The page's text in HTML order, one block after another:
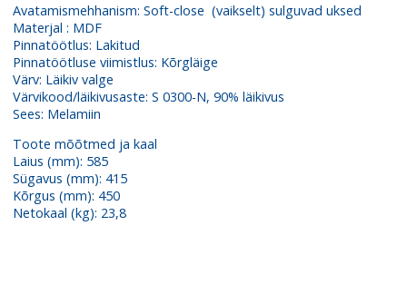
Avatamismehhanism: Soft-close (vaikselt) sulguvad uksed
Materjal : MDF
Pinnatöötlus: Lakitud
Pinnatöötluse viimistlus: Kõrgläige
Värv: Läikiv valge
Värvikood/läikivusaste: S 0300-N, 90% läikivus
Sees: Melamiin
Toote mõõtmed ja kaal
Laius (mm): 585
Sügavus (mm): 415
Kõrgus (mm): 450
Netokaal (kg): 23,8